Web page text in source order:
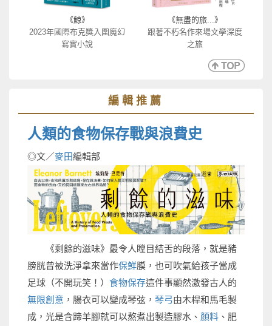
《鯨》
2023年國際布克獎入圍魔幻
寫實小說
《無盡的旅...》
跟著不朽名作來場文學深度
之旅
編輯推薦
人類的食物保存戰與浪費史
◎文／麥田編輯部
《剩餘的滋味》最令人瞠目結舌的段落，就是豬
膀胱曾被洗淨拿來當作保鮮膜，也可吹氣給孩子當成
足球（不開玩笑！） 食物保存這件事顯然激發古人的
無限創意 ，腸衣可以變成琴弦， 琴弓由木桿和馬毛製
成，光是含蹄羊腳就可以熬煮出製造膠水、 顏料 、肥